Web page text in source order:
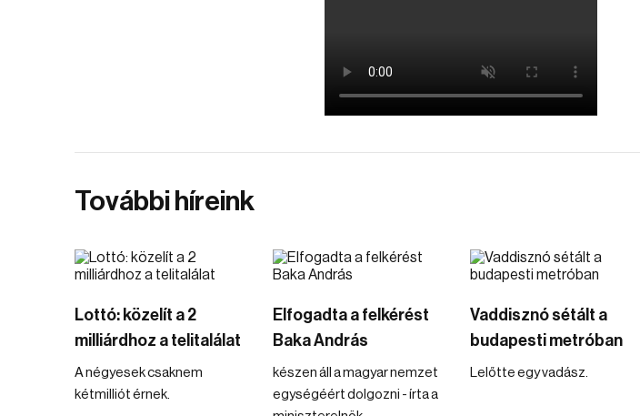
További híreink
Lottó: közelít a 2
milliárdhoz a telitalálat
A négyesek csaknem
kétmilliót érnek.
Elfogadta a felkérést
Baka András
készen áll a magyar nemzet
egységéért dolgozni - írta a
Vaddisznó sétált a
budapesti metróban
Lelőtte egy vadász.